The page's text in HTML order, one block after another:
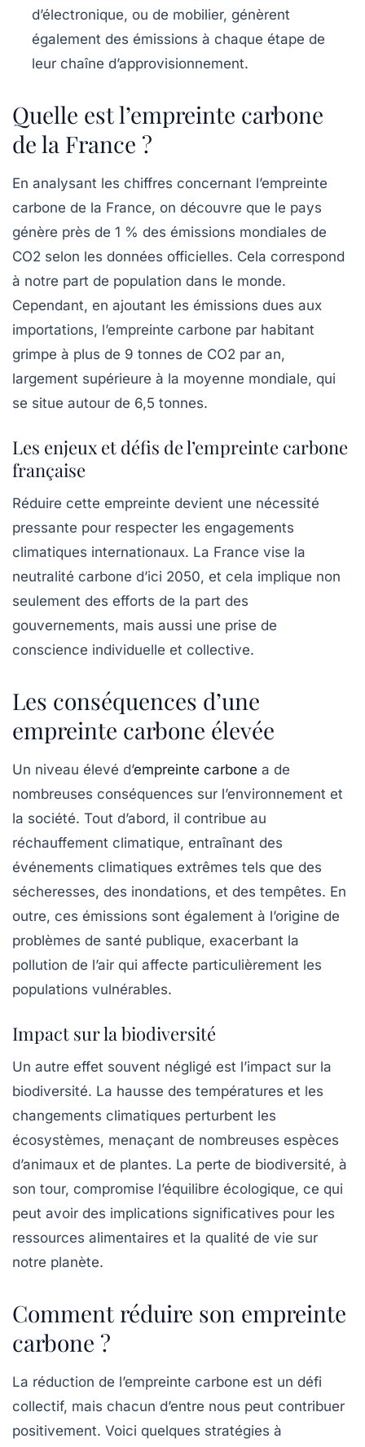
d’électronique, ou de mobilier, génèrent
également des émissions à chaque étape de
leur chaîne d’approvisionnement.
Quelle est l’empreinte carbone
de la France ?
En analysant les chiffres concernant l’empreinte
carbone de la France, on découvre que le pays
génère près de 1 % des émissions mondiales de
CO2 selon les données officielles. Cela correspond
à notre part de population dans le monde.
Cependant, en ajoutant les émissions dues aux
importations, l’empreinte carbone par habitant
grimpe à plus de 9 tonnes de CO2 par an,
largement supérieure à la moyenne mondiale, qui
se situe autour de 6,5 tonnes.
Les enjeux et défis de l’empreinte carbone
française
Réduire cette empreinte devient une nécessité
pressante pour respecter les engagements
climatiques internationaux. La France vise la
neutralité carbone d’ici 2050, et cela implique non
seulement des efforts de la part des
gouvernements, mais aussi une prise de
conscience individuelle et collective.
Les conséquences d’une
empreinte carbone élevée
Un niveau élevé d’empreinte carbone a de
nombreuses conséquences sur l’environnement et
la société. Tout d’abord, il contribue au
réchauffement climatique, entraînant des
événements climatiques extrêmes tels que des
sécheresses, des inondations, et des tempêtes. En
outre, ces émissions sont également à l’origine de
problèmes de santé publique, exacerbant la
pollution de l’air qui affecte particulièrement les
populations vulnérables.
Impact sur la biodiversité
Un autre effet souvent négligé est l’impact sur la
biodiversité. La hausse des températures et les
changements climatiques perturbent les
écosystèmes, menaçant de nombreuses espèces
d’animaux et de plantes. La perte de biodiversité, à
son tour, compromise l’équilibre écologique, ce qui
peut avoir des implications significatives pour les
ressources alimentaires et la qualité de vie sur
notre planète.
Comment réduire son empreinte
carbone ?
La réduction de l’empreinte carbone est un défi
collectif, mais chacun d’entre nous peut contribuer
positivement. Voici quelques stratégies à